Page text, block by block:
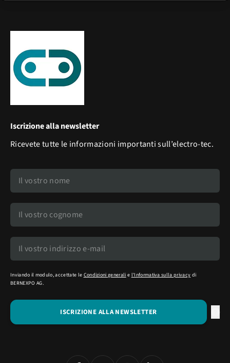
Iscrizione alla newsletter
Ricevete tutte le informazioni importanti sull’electro-tec.
Inviando il modulo, accettate le Condizioni generali e l'Informativa sulla privacy di
BERNEXPO AG.